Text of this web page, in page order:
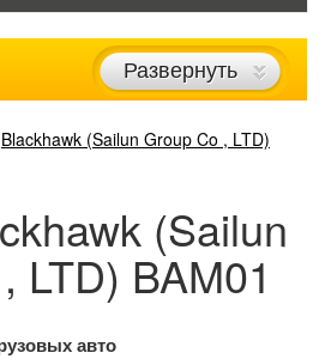
Развернуть
Blackhawk (Sailun Group Co , LTD)
(Sailun
LTD) BAM01
авто